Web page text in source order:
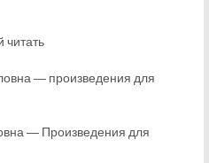
читать
― произведения для
― Произведения для